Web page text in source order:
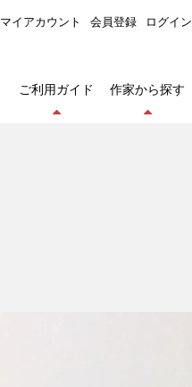
マイアカウント 会員登録 ログイン
ご利用ガイド 作家から探す